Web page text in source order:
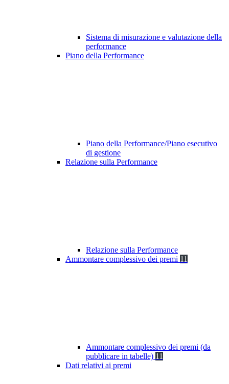
Sistema di misurazione e valutazione della
performance
Piano della Performance
Piano della Performance/Piano esecutivo
di gestione
Relazione sulla Performance
Relazione sulla Performance
Ammontare complessivo dei premi 11
Ammontare complessivo dei premi (da
pubblicare in tabelle) 11
Dati relativi ai premi